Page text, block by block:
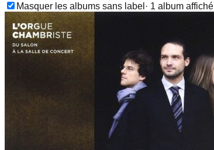
Masquer les albums sans label · 1 album affiché